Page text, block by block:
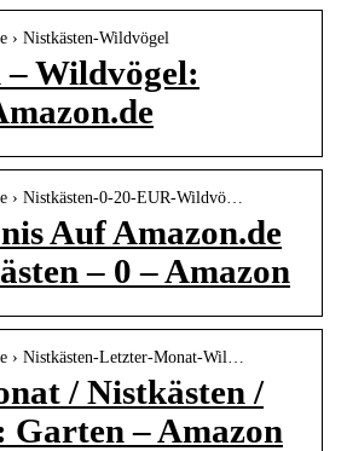
› Nistkästen-Wildvögel
– Wildvögel:
› Nistkästen-0-20-EUR-Wildvö…
Auf Amazon.de
– 0 – Amazon
› Nistkästen-Letzter-Monat-Wil…
/ Nistkästen /
Garten – Amazon